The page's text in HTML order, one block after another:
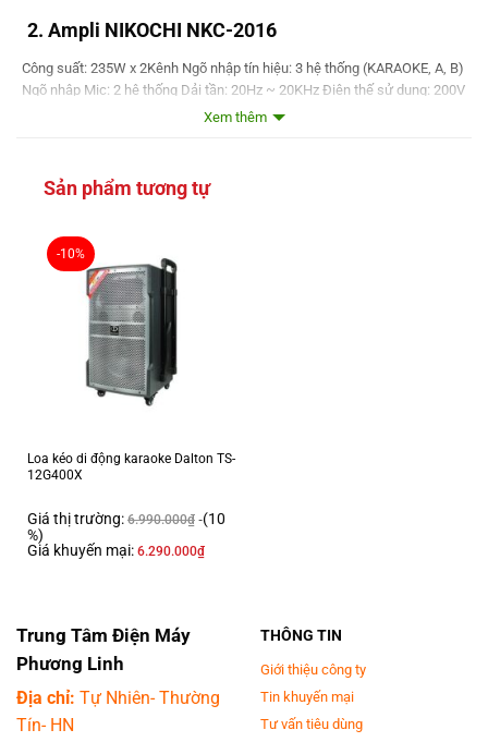
2. Ampli NIKOCHI NKC-2016
Công suất: 235W x 2Kênh Ngõ nhập tín hiệu: 3 hệ thống (KARAOKE, A, B)
Ngõ nhập Mic: 2 hệ thống Dải tần: 20Hz ~ 20KHz Điện thế sử dụng: 200V
~ 240V Kích thước: (mm) 420(W) x 375(D) x130(H) Trọng lượng: 10.7
chuyên nghiệp cho gia đình.==> Với cấu hình được cấu tạo giúp tách biệt
và điều chỉnh từng âm trầm, âm trung và âm cao giúp nghe rõ từng
lượng âm thanh đầu ra được tốt nhất.==> Chiếc ampli Nikochi 2016 với
công suất âm thanh khá mạnh nên có thể sử dụng được với 2 cặp loa
thùng 25cm-30cm. Để cho khả năng xử lý và khuếch đại âm thanh
mạnh mẽ và tốt nhất.==> Ngoài ra, chiếc
trang bị thêm chức năng 3S(Tăng âm trầm) giúp tạo hiệu ứng âm thanh
Stereo vô cùng sống động giúp sử dụng tốt với dàn âm thanh karaoke
chuyên nghiệp.
Xem thêm
Sản phẩm tương tự
-10%
Loa kéo di động karaoke Dalton TS-
12G400X
Giá thị trường: 6.990.000₫ (10
%)
Giá khuyến mại: 6.290.000₫
Trung Tâm Điện Máy
Phương Linh
Địa chỉ: Tự Nhiên- Thường
Tín- HN
THÔNG TIN
Giới thiệu công ty
Tin khuyến mại
Tư vấn tiêu dùng